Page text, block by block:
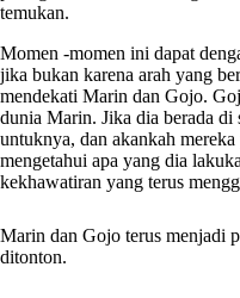
temukan.
Momen -momen ini dapat
jika bukan karena arah yang
mendekati Marin dan Gojo.
dunia Marin. Jika dia berada di
untuknya, dan akankah
mengetahui apa yang dia
kekhawatiran yang terus
Marin dan Gojo terus menjadi
ditonton.